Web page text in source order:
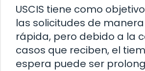
USCIS tiene como
las solicitudes de
rápida, pero debido a la
casos que reciben, el
espera puede ser